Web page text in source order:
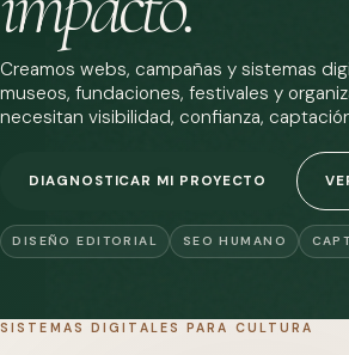
Creamos webs, campañas y sistemas
museos, fundaciones, festivales y
necesitan visibilidad, confianza,
DIAGNOSTICAR MI PROYECTO
DISEÑO EDITORIAL SEO HUMANO
SISTEMAS DIGITALES PARA CULTURA